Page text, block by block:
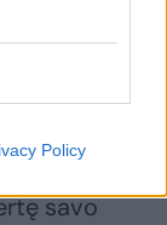
Policy
York
savo